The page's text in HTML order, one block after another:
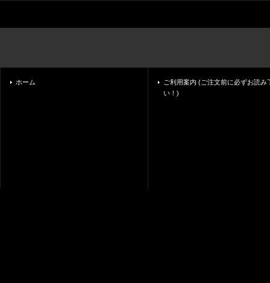
ホーム
ご利用案内 (ご注文前に必ずお読み
い！)